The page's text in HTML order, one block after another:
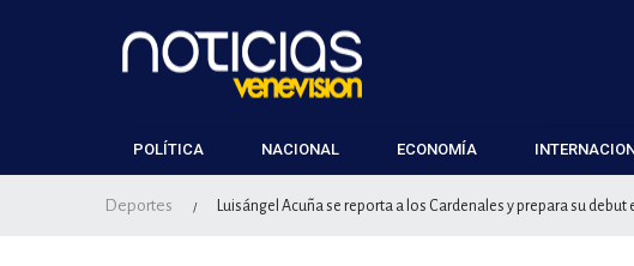
POLÍTICA NACIONAL ECONOMÍA
Deportes / Luisángel Acuña se reporta a los Cardenales y prepara su debut